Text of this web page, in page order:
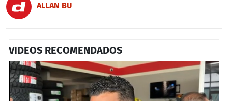
ALLAN BU
VIDEOS RECOMENDADOS